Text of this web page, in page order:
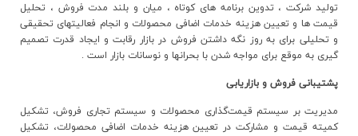
توليد شرکت ، تدوين برنامه هاي کوتاه ، ميان و بلند مدت فروش ، تحليل
قيمت ها و تعيين هزينه خدمات اضافي محصولات و انجام فعاليتهاي تحقيقي
و تحليلي براي به روز نگه داشتن فروش در بازار رقابت و ايجاد قدرت تصميم
گيري به موقع براي مواجه شدن با بحرانها و نوسانات بازار است .
پشتيباني فروش و بازاريابي
مديريت بر سيستم قيمت‌گذاري محصولات و سيستم تجاري فروش، تشکيل
کميته قيمت و مشارکت در تعيين هزينه‌ خدمات اضافي محصولات، تشکيل